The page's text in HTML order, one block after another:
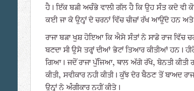
ਹੈ। ਇੱਕ ਬੜੀ ਅਚੰਭੇ ਵਾਲੀ ਗੱਲ ਹੈ ਕਿ ਉਹ ਸੰਤ ਕਦੇ ਵੀ
ਕਈ ਜਾ ਕੇ ਉਨ੍ਹਾਂ ਦੇ ਚਰਨਾਂ ਵਿੱਚ ਚੀਜ਼ਾਂ ਰੱਖ ਆਉਂਦੇ ਹਨ
ਰਾਜਾ ਬੜਾ ਖੁਸ਼ ਹੋਇਆ ਕਿ ਐਸੇ ਸੰਤਾਂ ਨੇ ਸਾਡੇ ਰਾਜ ਵਿੱਚ
ਬਣਦਾ ਸੀ ਉਸੇ ਤਰ੍ਹਾਂ ਦੀਆਂ ਭੇਟਾਂ ਤਿਆਰ ਕੀਤੀਆਂ ਹਨ।
ਗਿਆ। ਜਦੋਂ ਰਾਜਾ ਪੁੱਜਿਆ, ਥਾਲ ਅੱਗੇ ਰੱਖੇ, ਬੇਨਤੀ ਕੀਤੀ
ਕੀਤੀ, ਸਵੀਕਾਰ ਨਹੀ ਕੀਤੀ। ਕੁੱਝ ਦੇਰ ਬੈਠਣ ਤੋਂ ਬਾਅਦ
ਉਨ੍ਹਾਂ ਨੇ ਅੰਗੀਕਾਰ ਨਹੀਂ ਕੀਤੇ।